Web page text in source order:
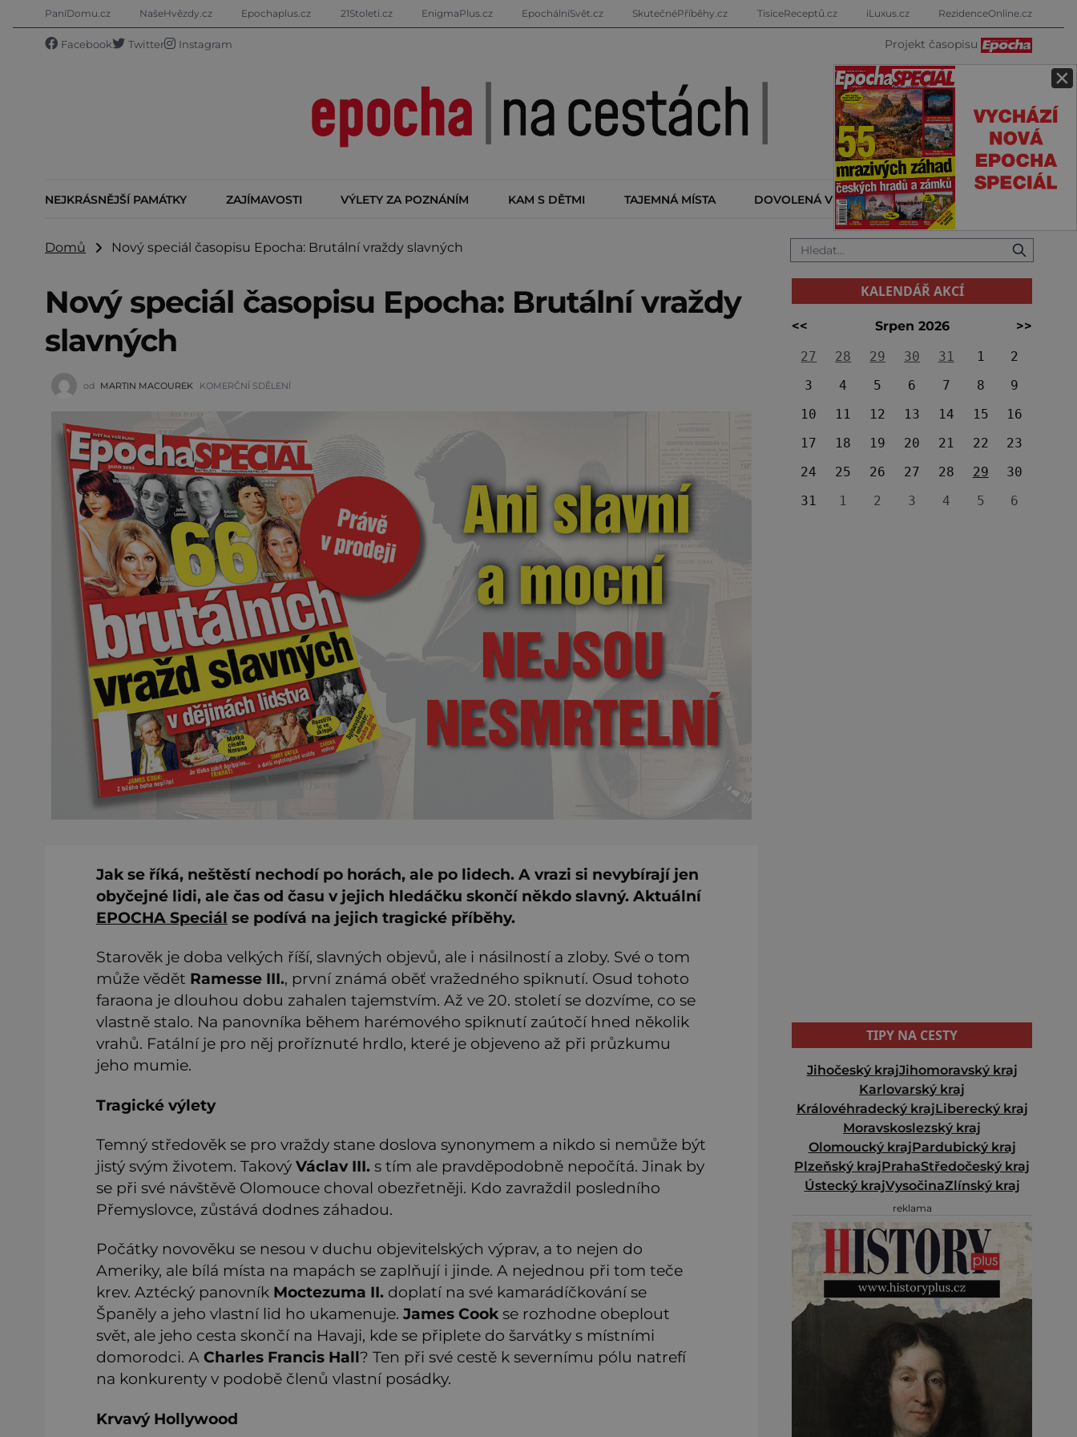
×
PaníDomu.cz NašeHvězdy.cz Epochaplus.cz 21Stoleti.cz EnigmaPlus.cz EpochálníSvět.cz SkutečnéPříběhy.cz TisíceReceptů.cz iLuxus.cz RezidenceOnline.cz
Facebook Twitter Instagram Projekt časopisu
NEJKRÁSNĚJŠÍ PAMÁTKY ZAJÍMAVOSTI VÝLETY ZA POZNÁNÍM KAM S DĚTMI TAJEMNÁ MÍSTA DOVOLENÁ V ZAHRANIČÍ KALENDÁŘ AKCÍ
Domů Nový speciál časopisu Epocha: Brutální vraždy slavných
Nový speciál časopisu Epocha: Brutální vraždy
slavných
od MARTIN MACOUREK KOMERČNÍ SDĚLENÍ
Jak se říká, neštěstí nechodí po horách, ale po lidech. A vrazi si nevybírají jen
obyčejné lidi, ale čas od času v jejich hledáčku skončí někdo slavný. Aktuální
EPOCHA Speciál se podívá na jejich tragické příběhy.
Starověk je doba velkých říší, slavných objevů, ale i násilností a zloby. Své o tom
může vědět Ramesse III., první známá oběť vražedného spiknutí. Osud tohoto
faraona je dlouhou dobu zahalen tajemstvím. Až ve 20. století se dozvíme, co se
vlastně stalo. Na panovníka během harémového spiknutí zaútočí hned několik
vrahů. Fatální je pro něj proříznuté hrdlo, které je objeveno až při průzkumu
jeho mumie.
Tragické výlety
Temný středověk se pro vraždy stane doslova synonymem a nikdo si nemůže být
jistý svým životem. Takový Václav III. s tím ale pravděpodobně nepočítá. Jinak by
se při své návštěvě Olomouce choval obezřetněji. Kdo zavraždil posledního
Přemyslovce, zůstává dodnes záhadou.
Počátky novověku se nesou v duchu objevitelských výprav, a to nejen do
Ameriky, ale bílá místa na mapách se zaplňují i jinde. A nejednou při tom teče
krev. Aztécký panovník Moctezuma II. doplatí na své kamarádíčkování se
Španěly a jeho vlastní lid ho ukamenuje. James Cookse rozhodne obeplout
svět, ale jeho cesta skončí na Havaji, kde se připlete do šarvátky s místními
domorodci. A Charles Francis Hall? Ten při své cestě k severnímu pólu natrefí
na konkurenty v podobě členů vlastní posádky.
Krvavý Hollywood
KALENDÁŘ AKCÍ
<< Srpen 2026
>>
27
28 29 30 31 1
2
3
4 5 6 7 8
9
10
11 12 13 14 15
16
17
18 19 20 21 22
23
24
25 26 27 28 29
30
31
1 2 3 4 5 6
TIPY NA CESTY
Jihočeský krajJihomoravský kraj
Karlovarský kraj
Královéhradecký krajLiberecký kraj
Moravskoslezský kraj
Olomoucký krajPardubický kraj
Plzeňský krajPrahaStředočeský kraj
Ústecký krajVysočinaZlínský kraj
reklama